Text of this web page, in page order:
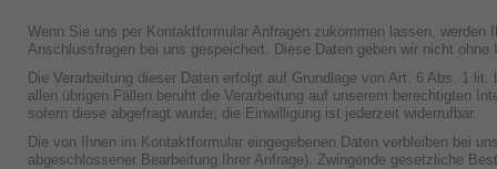
Wenn Sie uns per Kontaktformular Anfragen zukommen lassen,
Anschlussfragen bei uns gespeichert. Diese Daten geben wir nicht ohne
Die Verarbeitung dieser Daten erfolgt auf Grundlage von Art. 6 Abs. 1
allen übrigen Fällen beruht die Verarbeitung auf unserem berechtigten
sofern diese abgefragt wurde; die Einwilligung ist jederzeit widerrufbar.
Die von Ihnen im Kontaktformular eingegebenen Daten verbleiben bei
abgeschlossener Bearbeitung Ihrer Anfrage). Zwingende gesetzliche